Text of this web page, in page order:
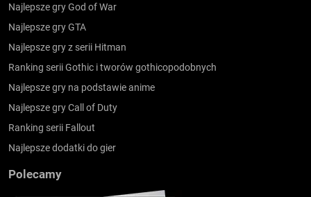
Najlepsze gry God of War
Najlepsze gry GTA
Najlepsze gry z serii Hitman
Ranking serii Gothic i tworów gothicopodobnych
Najlepsze gry na podstawie anime
Najlepsze gry Call of Duty
Ranking serii Fallout
Najlepsze dodatki do gier
Polecamy